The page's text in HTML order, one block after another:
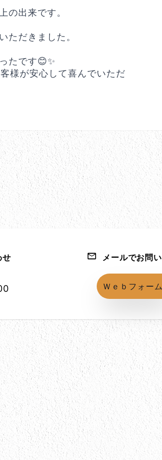
の出来です。
ただきました。
たです😊✨
様が安心して喜んでいただ
せ
メールでお問
Ｗｅｂフォー